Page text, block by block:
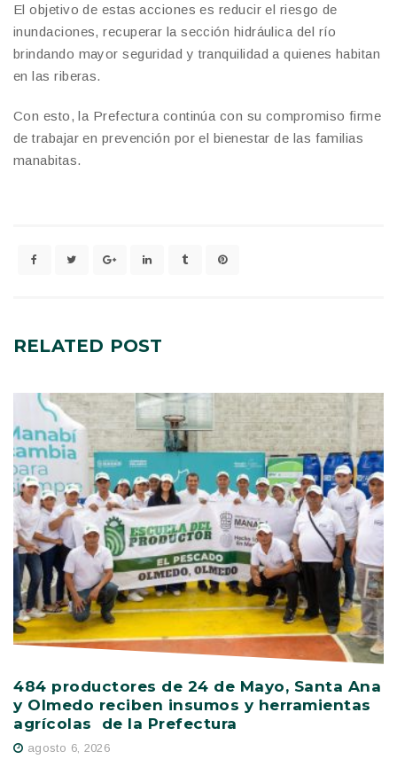
El objetivo de estas acciones es reducir el riesgo de
inundaciones, recuperar la sección hidráulica del río
brindando mayor seguridad y tranquilidad a quienes habitan
en las riberas.
Con esto, la Prefectura continúa con su compromiso firme
de trabajar en prevención por el bienestar de las familias
manabitas.
RELATED POST
484 productores de 24 de Mayo, Santa Ana
y Olmedo reciben insumos y herramientas
agrícolas de la Prefectura
agosto 6, 2026